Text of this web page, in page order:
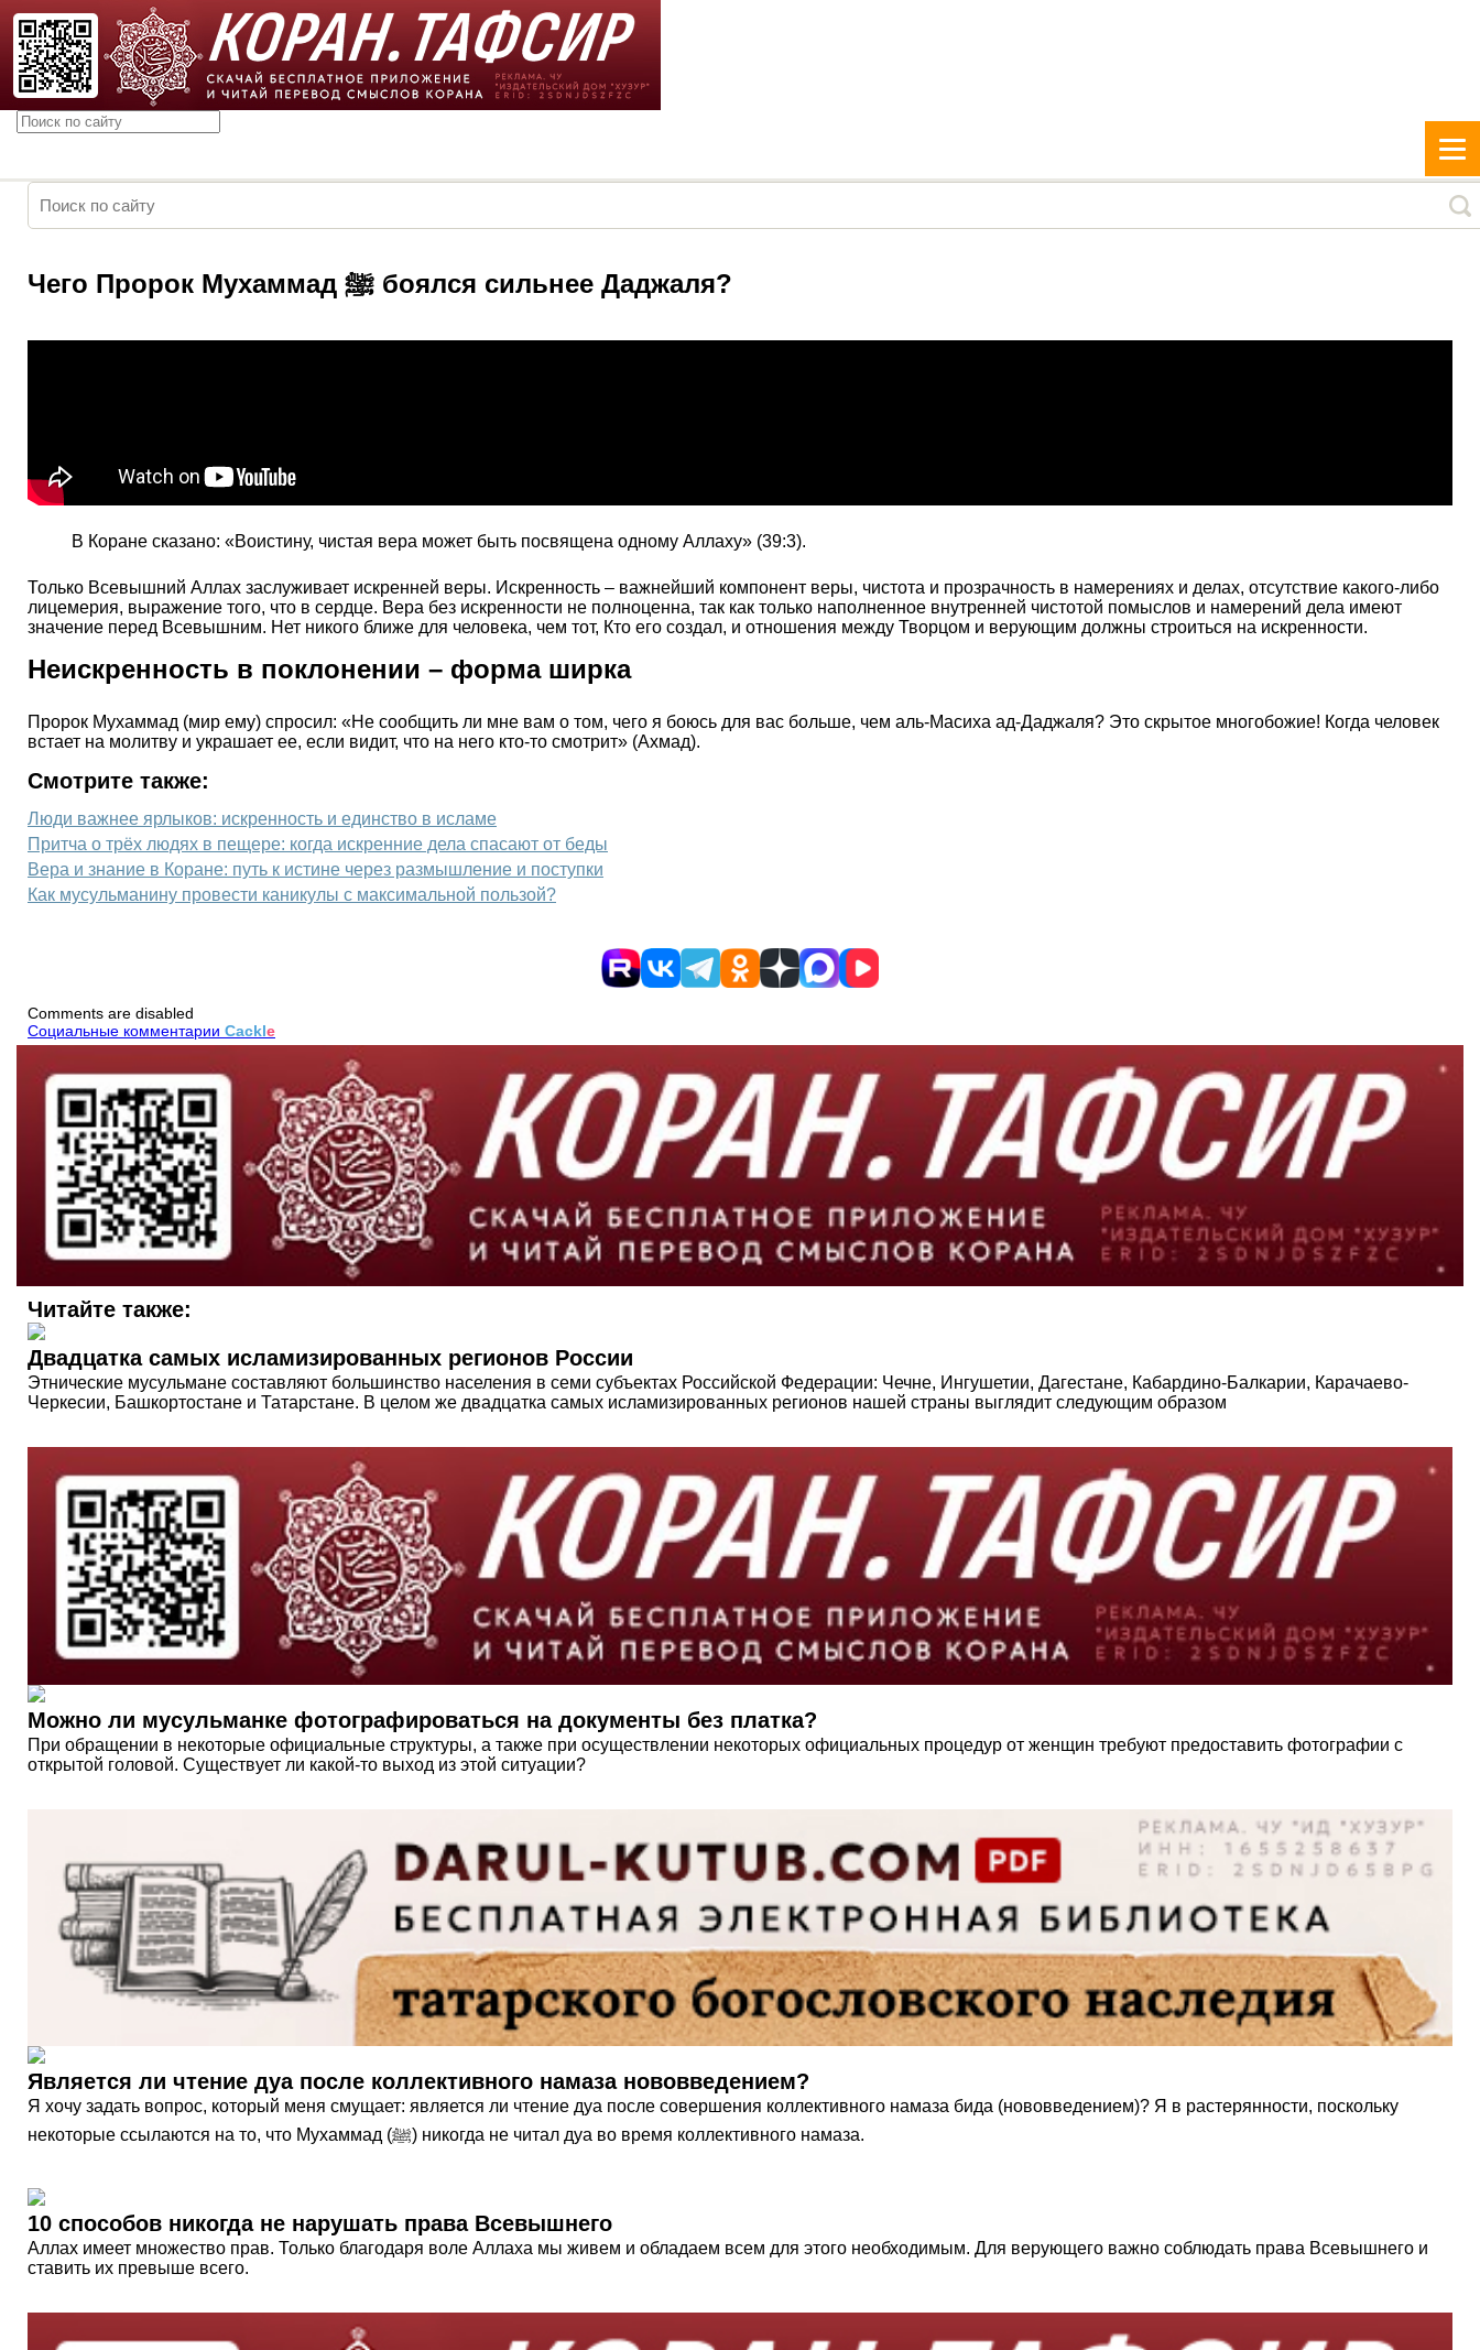
Чего Пророк Мухаммад ﷺ боялся сильнее Даджаля?
В Коране сказано: «Воистину, чистая вера может быть посвящена одному Аллаху» (39:3).
Только Всевышний Аллах заслуживает искренней веры. Искренность – важнейший компонент веры, чистота и прозрачность в намерениях и делах, отсутствие какого-либо
лицемерия, выражение того, что в сердце. Вера без искренности не полноценна, так как только наполненное внутренней чистотой помыслов и намерений дела имеют
значение перед Всевышним. Нет никого ближе для человека, чем тот, Кто его создал, и отношения между Творцом и верующим должны строиться на искренности.
Неискренность в поклонении – форма ширка
Пророк Мухаммад (мир ему) спросил: «Не сообщить ли мне вам о том, чего я боюсь для вас больше, чем аль-Масиха ад-Даджаля? Это скрытое многобожие! Когда человек
встает на молитву и украшает ее, если видит, что на него кто-то смотрит» (Ахмад).
Смотрите также:
Люди важнее ярлыков: искренность и единство в исламе
Притча о трёх людях в пещере: когда искренние дела спасают от беды
Вера и знание в Коране: путь к истине через размышление и поступки
Как мусульманину провести каникулы с максимальной пользой?
Comments are disabled
Социальные комментарии Cackle
Читайте также:
Двадцатка самых исламизированных регионов России
Этнические мусульмане составляют большинство населения в семи субъектах Российской Федерации: Чечне, Ингушетии, Дагестане, Кабардино-Балкарии, Карачаево-
Черкесии, Башкортостане и Татарстане. В целом же двадцатка самых исламизированных регионов нашей страны выглядит следующим образом
Можно ли мусульманке фотографироваться на документы без платка?
При обращении в некоторые официальные структуры, а также при осуществлении некоторых официальных процедур от женщин требуют предоставить фотографии с
открытой головой. Существует ли какой-то выход из этой ситуации?
Является ли чтение дуа после коллективного намаза нововведением?
Я хочу задать вопрос, который меня смущает: является ли чтение дуа после совершения коллективного намаза бида (нововведением)? Я в растерянности, поскольку
некоторые ссылаются на то, что Мухаммад (ﷺ) никогда не читал дуа во время коллективного намаза.
10 способов никогда не нарушать права Всевышнего
Аллах имеет множество прав. Только благодаря воле Аллаха мы живем и обладаем всем для этого необходимым. Для верующего важно соблюдать права Всевышнего и
ставить их превыше всего.